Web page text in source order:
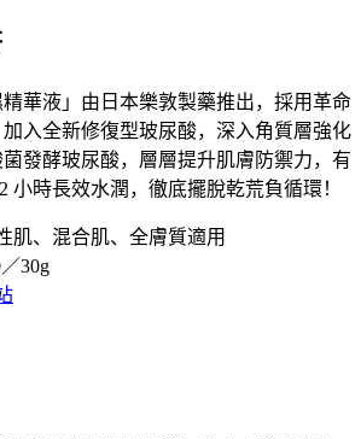
精華液」由日本樂敦製藥推出，採用革命
入全新修復型玻尿酸，深入角質層強化
發酵玻尿酸，層層提升肌膚防禦力，有
小時長效水潤，徹底擺脫乾荒負循環！
肌、混合肌、全膚質適用
30g